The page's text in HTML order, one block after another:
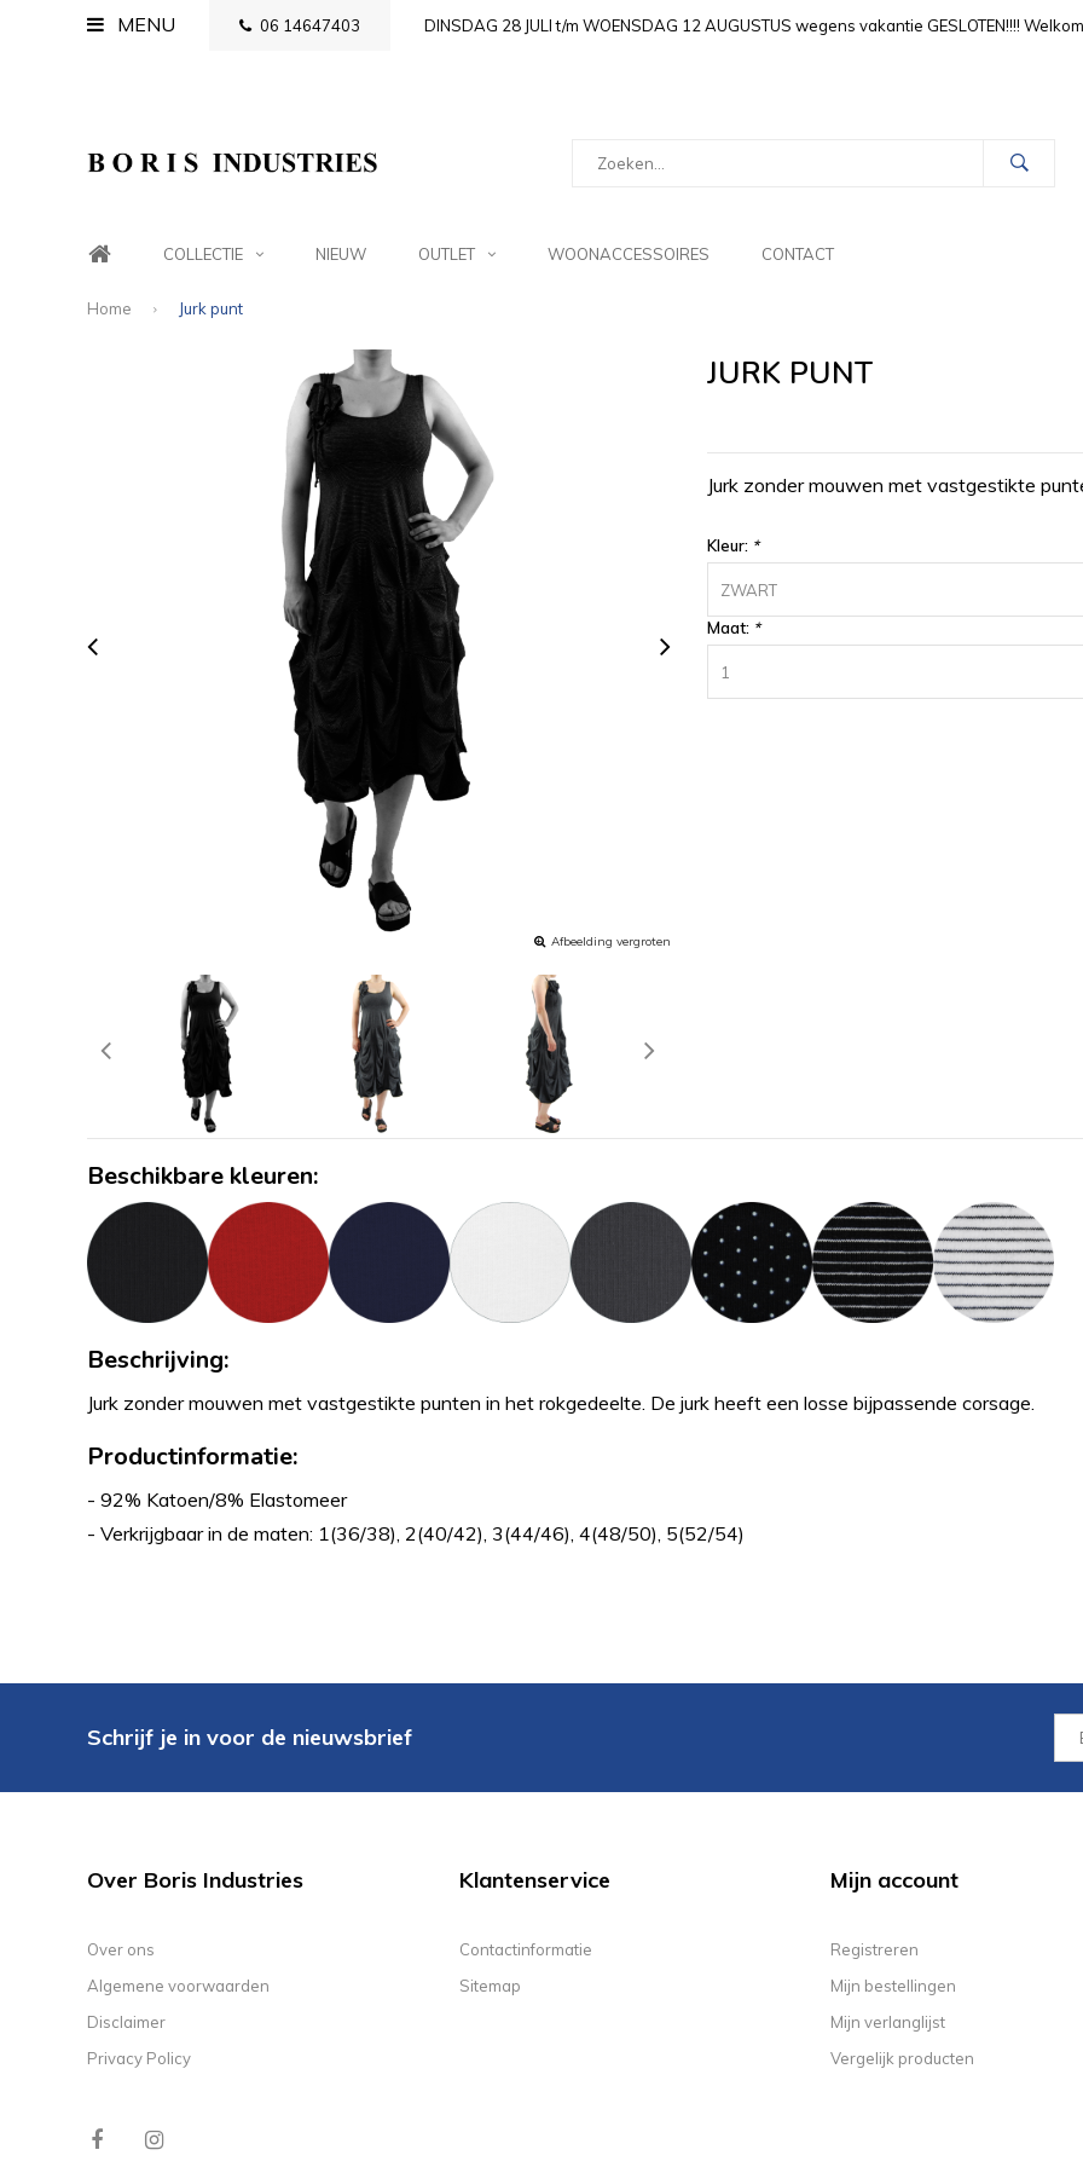
MENU 06 14647403 DINSDAG 28 JULI t/m WOENSDAG 12 AUGUSTUS wegens vakantie GESLOTEN!!!!
COLLECTIE NIEUW OUTLET WOONACCESSOIRES CONTACT
Home Jurk punt
Afbeelding vergroten
JURK PUNT
Jurk zonder mouwen met vastgestikte
Kleur: *
ZWART
Maat: *
1
Beschikbare kleuren:
Beschrijving:
Jurk zonder mouwen met vastgestikte punten in het rokgedeelte. De jurk heeft een losse bijpassende corsage.
Productinformatie:
- 92% Katoen/8% Elastomeer
- Verkrijgbaar in de maten: 1(36/38), 2(40/42), 3(44/46), 4(48/50), 5(52/54)
Schrijf je in voor de nieuwsbrief
Over Boris Industries
Over ons
Algemene voorwaarden
Disclaimer
Privacy Policy
Klantenservice
Contactinformatie
Sitemap
Mijn account
Registreren
Mijn bestellingen
Mijn verlanglijst
Vergelijk producten